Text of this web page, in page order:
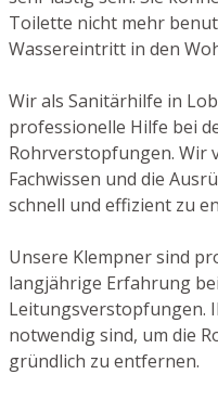
Toilette nicht mehr
Wassereintritt in den
Wir als Sanitärhilfe in
professionelle Hilfe bei
Rohrverstopfungen. Wir
Fachwissen und die
schnell und effizient zu
Unsere Klempner sind
langjährige Erfahrung
Leitungsverstopfungen.
notwendig sind, um die
gründlich zu entfernen.